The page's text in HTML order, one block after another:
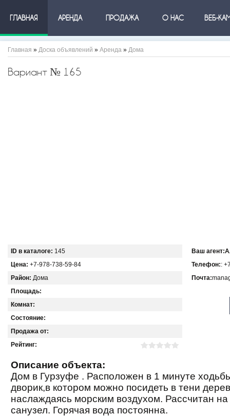
ГЛАВНАЯ АРЕНДА ПРОДАЖА О НАС ВЕБ-
Главная » Доска объявлений » Аренда » Дома
Вариант № 165
ID в каталоге: 145
Цена: +7-978-738-59-84
Район: Дома
Площадь:
Комнат:
Состояние:
Продажа от:
Рейтинг:
Ваш агент:
Телефон::
Почта:
Описание объекта:
Дом в Гурзуфе . Расположен в 1 минуте
дворик,в котором можно посидеть в тени
наслаждаясь морским воздухом. Рассчитан на
санузел. Горячая вода постоянна.